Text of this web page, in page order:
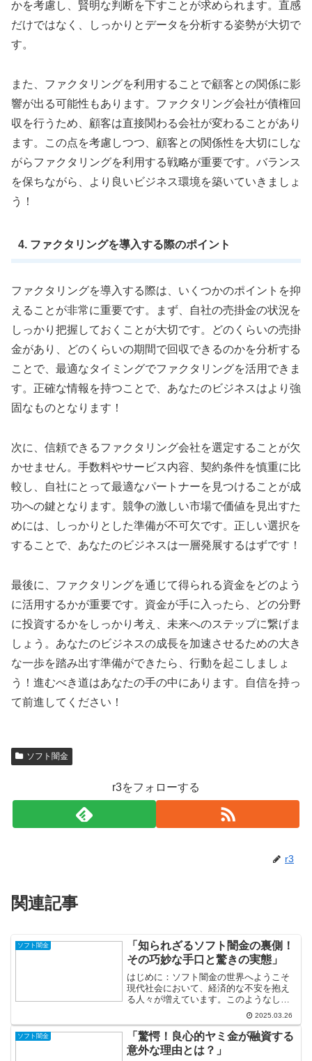
かを考慮し、賢明な判断を下すことが求められます。直感
だけではなく、しっかりとデータを分析する姿勢が大切で
す。
また、ファクタリングを利用することで顧客との関係に影
響が出る可能性もあります。ファクタリング会社が債権回
収を行うため、顧客は直接関わる会社が変わることがあり
ます。この点を考慮しつつ、顧客との関係性を大切にしな
がらファクタリングを利用する戦略が重要です。バランス
を保ちながら、より良いビジネス環境を築いていきましょ
う！
4. ファクタリングを導入する際のポイント
ファクタリングを導入する際は、いくつかのポイントを抑
えることが非常に重要です。まず、自社の売掛金の状況を
しっかり把握しておくことが大切です。どのくらいの売掛
金があり、どのくらいの期間で回収できるのかを分析する
ことで、最適なタイミングでファクタリングを活用できま
す。正確な情報を持つことで、あなたのビジネスはより強
固なものとなります！
次に、信頼できるファクタリング会社を選定することが欠
かせません。手数料やサービス内容、契約条件を慎重に比
較し、自社にとって最適なパートナーを見つけることが成
功への鍵となります。競争の激しい市場で価値を見出すた
めには、しっかりとした準備が不可欠です。正しい選択を
することで、あなたのビジネスは一層発展するはずです！
最後に、ファクタリングを通じて得られる資金をどのよう
に活用するかが重要です。資金が手に入ったら、どの分野
に投資するかをしっかり考え、未来へのステップに繋げま
しょう。あなたのビジネスの成長を加速させるための大き
な一歩を踏み出す準備ができたら、行動を起こしましょ
う！進むべき道はあなたの手の中にあります。自信を持っ
て前進してください！
ソフト闇金
r3をフォローする
r3
関連記事
ソフト闇金
「知られざるソフト闇金の裏側！
その巧妙な手口と驚きの実態」
はじめに：ソフト闇金の世界へようこそ
現代社会において、経済的な不安を抱え
る人々が増えています。このようなしん
どい状況の中で、目に見えない場所に潜
む「ソフト闇金」という存在が、徐々に
注目を集めています。一見すると、一般
的な闇金とは異なり、表面...
2025.03.26
ソフト闇金
「驚愕！良心的ヤミ金が融資する
意外な理由とは？」